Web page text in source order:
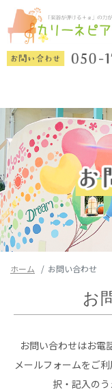
ホーム お問い合わせ
お
お問い合わせはお電
メールフォームをご
択・記入の